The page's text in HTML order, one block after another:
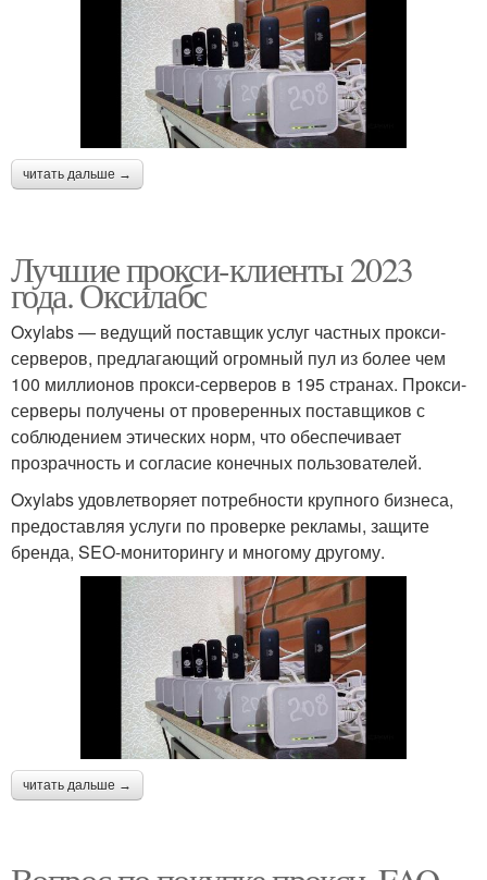
читать дальше →
Лучшие прокси-клиенты 2023
года. Оксилабс
Oxylabs — ведущий поставщик услуг частных прокси-
серверов, предлагающий огромный пул из более чем
100 миллионов прокси-серверов в 195 странах. Прокси-
серверы получены от проверенных поставщиков с
соблюдением этических норм, что обеспечивает
прозрачность и согласие конечных пользователей.
Oxylabs удовлетворяет потребности крупного бизнеса,
предоставляя услуги по проверке рекламы, защите
бренда, SEO-мониторингу и многому другому.
читать дальше →